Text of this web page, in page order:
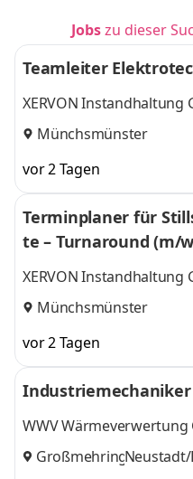
Jobszu dieser
Teamleiter
XERVON Instandhaltung
Münchsmünster
vor 2 Tagen
Terminplaner für
te – Turnaround (m/
XERVON Instandhaltung
Münchsmünster
vor 2 Tagen
WWV Wärmeverwertung
Großmehring,